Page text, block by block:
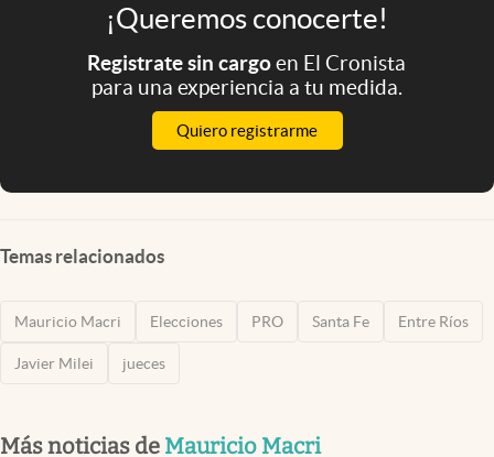
¡Queremos conocerte!
Registrate sin cargoen El Cronista
para una experiencia a tu medida.
Quiero registrarme
Temas relacionados
Mauricio Macri Elecciones PRO Santa Fe Entre Ríos
Javier Milei jueces
Más noticias de Mauricio Macri